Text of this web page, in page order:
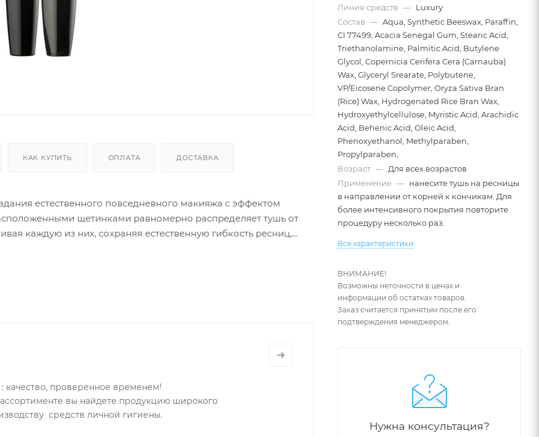
КАК КУПИТЬ ОПЛАТА ДОСТАВКА
естественного повседневного макияжа с эффектом
щетинками равномерно распределяет тушь от
каждую из них, сохраняя естественную гибкость ресниц,
и ультрасовременных макияжей: добавляя яркость
позволяет варьировать образы – от естественного «нюдового»
и далее до яркого вечернего макияжа.
качество, проверенное временем!
вы найдете продукцию широкого
средств личной гигиены.
Линия средств — Luxury
Состав — Aqua, Synthetic Beeswax, Paraffin,
CI 77499, Acacia Senegal Gum, Stearic Acid,
Triethanolamine, Palmitic Acid, Butylene
Glycol, Copernicia Cerifera Cera (Carnauba)
Wax, Glyceryl Srearate, Polybutene,
VP/Eicosene Copolymer, Oryza Sativa Bran
(Rice) Wax, Hydrogenated Rice Bran Wax,
Hydroxyethylcellulose, Myristic Acid, Arachidic
Acid, Behenic Acid, Oleic Acid,
Phenoxyethanol, Methylparaben,
Propylparaben,
Возраст — Для всех возрастов
Применение — нанесите тушь на ресницы
в направлении от корней к кончикам. Для
более интенсивного покрытия повторите
процедуру несколько раз.
Все характеристики
ВНИМАНИЕ!
Возможны неточности в ценах и
информации об остатках товаров.
Заказ считается принятым после его
подтверждения менеджером.
Нужна консультация?